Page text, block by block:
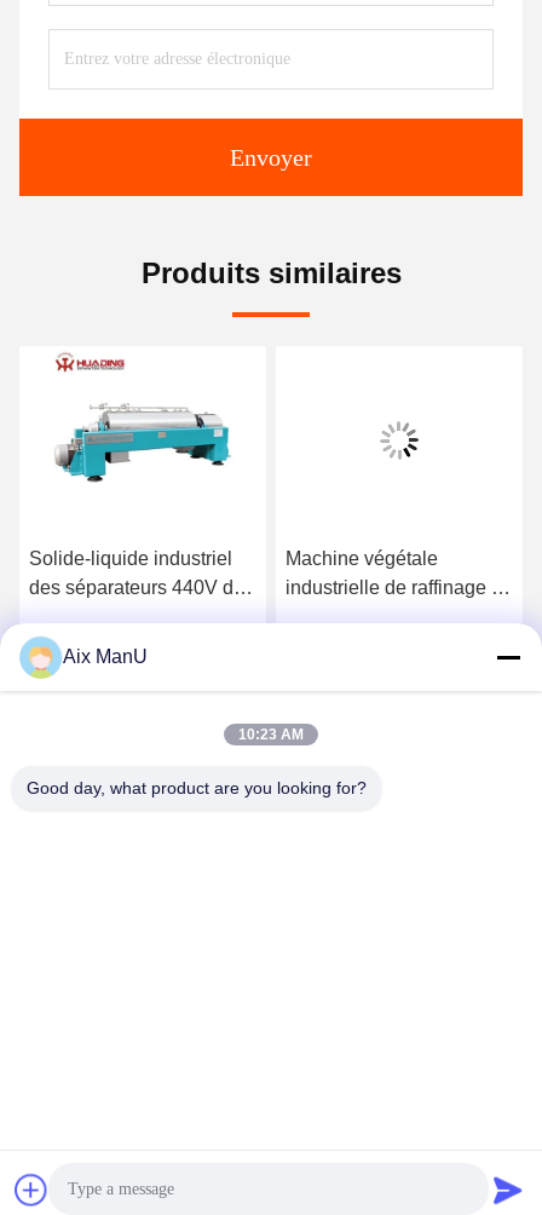
Envoyer
Produits similaires
Solide-liquide industriel
des séparateurs 440V de
décanteur de LW
Machine végétale
industrielle de raffinage du
CO.,LTD. Tous les droits réservés.
Aix ManU
10:23 AM
Good day, what product are you looking for?